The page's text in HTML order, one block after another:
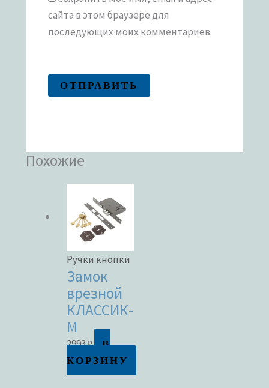
сайта в этом браузере для
последующих моих комментариев.
Похожие
Ручки кнопки
Замок
врезной
КЛАССИК-
М
2993₽
В
КОРЗИНУ